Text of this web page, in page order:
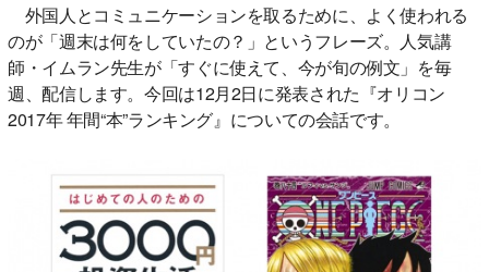
外国人とコミュニケーションを取るために、よく使われる
のが「週末は何をしていたの？」というフレーズ。人気講
師・イムラン先生が「すぐに使えて、今が旬の例文」を毎
週、配信します。今回は12月2日に発表された『オリコン
2017年 年間“本”ランキング』についての会話です。